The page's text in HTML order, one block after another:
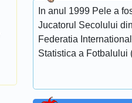
In anul 1999 Pele a
Jucatorul Secolului
Federatia
Statistica a Fotbalului